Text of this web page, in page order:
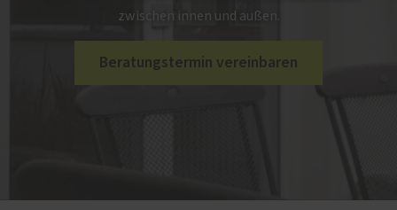
zwischen innen und außen.
Beratungstermin vereinbaren